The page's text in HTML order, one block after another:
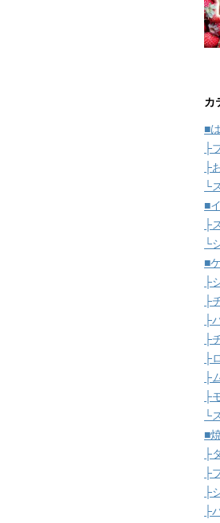
カ
■
├
├
└
■
├
└
■
├
├
├
├
├
├
├
└
■
├
├
├
├